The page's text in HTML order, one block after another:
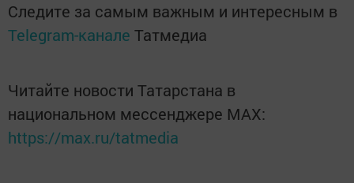
Следите за самым важным и интересным в
Telegram-канале Татмедиа
Читайте новости Татарстана в
национальном мессенджере MАХ:
https://max.ru/tatmedia